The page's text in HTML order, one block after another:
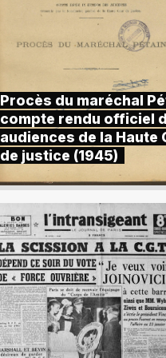
Procès du maréchal
compte rendu officiel
audiences de la Haute
de justice (1945)